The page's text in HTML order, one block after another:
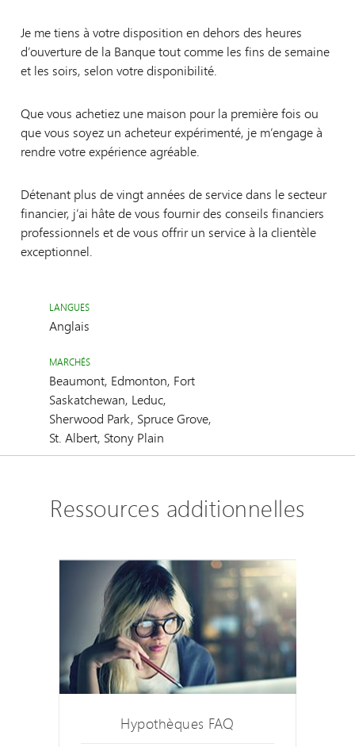
Je me tiens à votre disposition en dehors des heures
d’ouverture de la Banque tout comme les fins de semaine
et les soirs, selon votre disponibilité.
Que vous achetiez une maison pour la première fois ou
que vous soyez un acheteur expérimenté, je m’engage à
rendre votre expérience agréable.
Détenant plus de vingt années de service dans le secteur
financier, j’ai hâte de vous fournir des conseils financiers
professionnels et de vous offrir un service à la clientèle
exceptionnel.
LANGUES
Anglais
MARCHÉS
Beaumont, Edmonton, Fort
Saskatchewan, Leduc,
Sherwood Park, Spruce Grove,
St. Albert, Stony Plain
Ressources additionnelles
Hypothèques FAQ